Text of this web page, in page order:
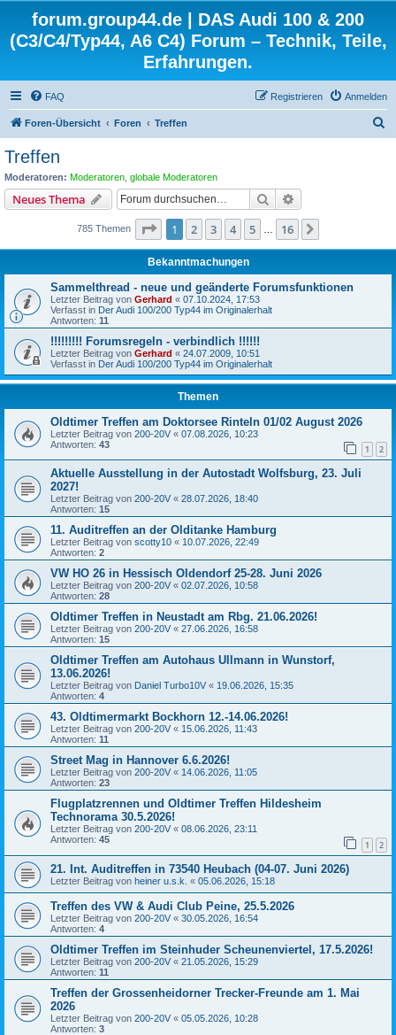
forum.group44.de | DAS Audi 100 & 200
(C3/C4/Typ44, A6 C4) Forum – Technik, Teile,
Erfahrungen.
FAQ Anmelden
Registrieren
Foren-Übersicht Foren Treffen
Treffen
Moderatoren: Moderatoren globale Moderatoren
Neues Thema Suche
785 Themen Seite 1von 16
1 2 3 4 5 16
Bekanntmachungen
Sammelthread - neue und geänderte Forumsfunktionen
Letzter Beitrag von Gerhard « 07.10.2024, 17:53
Verfasst in Der Audi 100/200 Typ44 im Originalerhalt
Antworten: 11
!!!!!!!!! Forumsregeln - verbindlich !!!!!!
Letzter Beitrag von Gerhard « 24.07.2009, 10:51
Verfasst in Der Audi 100/200 Typ44 im Originalerhalt
Themen
Oldtimer Treffen am Doktorsee Rinteln 01/02 August 2026
Letzter Beitrag von 200-20V « 07.08.2026, 10:23
Antworten: 43 1 2
Aktuelle Ausstellung in der Autostadt Wolfsburg, 23. Juli
2027!
Letzter Beitrag von 200-20V « 28.07.2026, 18:40
Antworten: 15
11. Auditreffen an der Olditanke Hamburg
Letzter Beitrag von scotty10 « 10.07.2026, 22:49
Antworten: 2
VW HO 26 in Hessisch Oldendorf 25-28. Juni 2026
Letzter Beitrag von 200-20V « 02.07.2026, 10:58
Antworten: 28
Oldtimer Treffen in Neustadt am Rbg. 21.06.2026!
Letzter Beitrag von 200-20V « 27.06.2026, 16:58
Antworten: 15
Oldtimer Treffen am Autohaus Ullmann in Wunstorf,
13.06.2026!
Letzter Beitrag von Daniel Turbo10V « 19.06.2026, 15:35
Antworten: 4
43. Oldtimermarkt Bockhorn 12.-14.06.2026!
Letzter Beitrag von 200-20V « 15.06.2026, 11:43
Antworten: 11
Street Mag in Hannover 6.6.2026!
Letzter Beitrag von 200-20V « 14.06.2026, 11:05
Antworten: 23
Flugplatzrennen und Oldtimer Treffen Hildesheim
Technorama 30.5.2026!
Letzter Beitrag von 200-20V « 08.06.2026, 23:11
Antworten: 45 1 2
21. Int. Auditreffen in 73540 Heubach (04-07. Juni 2026)
Letzter Beitrag von heiner u.s.k. « 05.06.2026, 15:18
Treffen des VW & Audi Club Peine, 25.5.2026
Letzter Beitrag von 200-20V « 30.05.2026, 16:54
Antworten: 4
Oldtimer Treffen im Steinhuder Scheunenviertel, 17.5.2026!
Letzter Beitrag von 200-20V « 21.05.2026, 15:29
Antworten: 11
Treffen der Grossenheidorner Trecker-Freunde am 1. Mai
2026
Letzter Beitrag von 200-20V « 05.05.2026, 10:28
Antworten: 3